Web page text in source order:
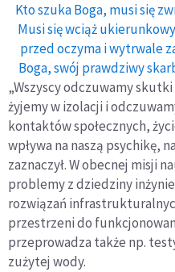
Kto szuka Boga, musi się
Musi się wciąż
przed oczyma i wytrwale
Boga, swój prawdziwy
„Wszyscy odczuwamy
żyjemy w izolacji i
kontaktów społecznych,
wpływa na naszą psychikę,
zaznaczył. W obecnej misji
problemy z dziedziny
rozwiązań
przestrzeni do
przeprowadza także np.
zużytej wody.